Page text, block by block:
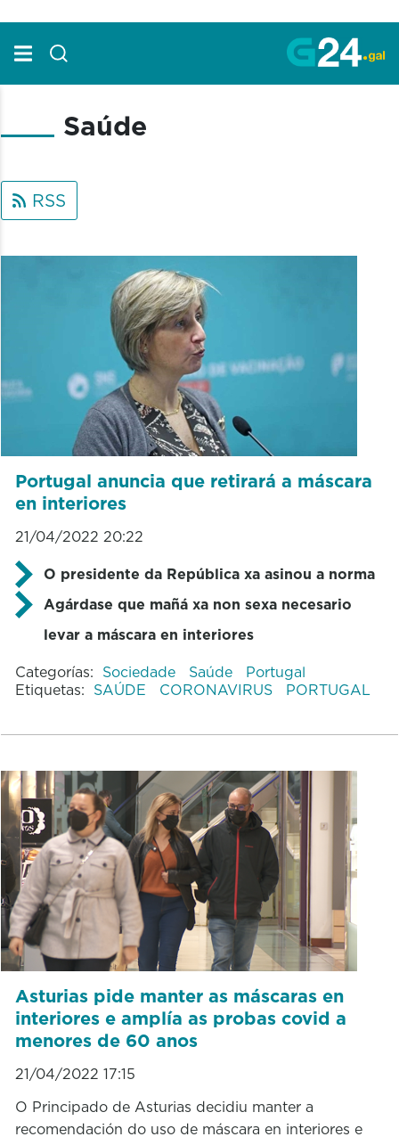
Saúde
RSS
Portugal anuncia que retirará a máscara
en interiores
21/04/2022 20:22
O presidente da República xa asinou a norma
Agárdase que mañá xa non sexa necesario
levar a máscara en interiores
Categorías: Sociedade Saúde
Portugal
Etiquetas: SAÚDE CORONAVIRUS PORTUGAL
Asturias pide manter as máscaras en
interiores e amplía as probas covid a
menores de 60 anos
21/04/2022 17:15
O Principado de Asturias decidiu manter a
recomendación do uso de máscara en interiores e